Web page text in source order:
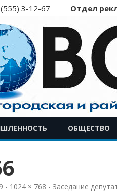
(555) 3-12-67 Отдел
ОБЩЕСТВО
- 1024 × 768 - Заседание